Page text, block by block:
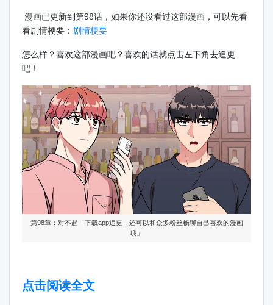
漫画已更新到第98话，如果你还没看过这部漫画，可以先看
看剧情梗要： 剧情梗要
怎么样？喜欢这部漫画吧？喜欢的话就点击左下角去追更
吧！
第98章：对不起「下载app追更，还可以和众多粉丝畅聊自己喜欢的漫画
哦」
点击阅读全文